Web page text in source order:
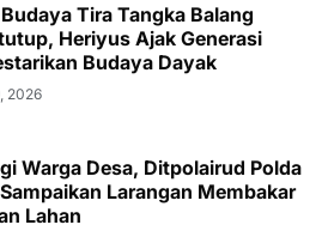
Tira Tangka Balang
Heriyus Ajak Generasi
Budaya Dayak
2026
Warga Desa, Ditpolairud Polda
Larangan Membakar
Lahan